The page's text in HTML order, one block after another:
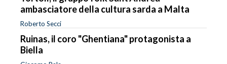
ambasciatore della cultura sarda a Malta
Roberto Secci
Ruinas, il coro "Ghentiana" protagonista a
Biella